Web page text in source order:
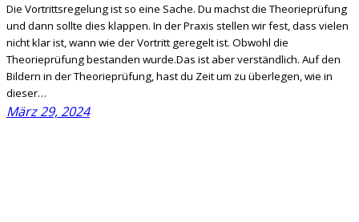
Die Vortrittsregelung ist so eine Sache. Du machst die Theorieprüfung
und dann sollte dies klappen. In der Praxis stellen wir fest, dass vielen
nicht klar ist, wann wie der Vortritt geregelt ist. Obwohl die
Theorieprüfung bestanden wurde.Das ist aber verständlich. Auf den
Bildern in der Theorieprüfung, hast du Zeit um zu überlegen, wie in
dieser…
März 29, 2024